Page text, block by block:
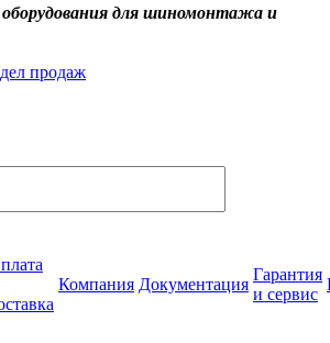
для шиномонтажа и
продаж
Компания Документация
Гарантия
и сервис